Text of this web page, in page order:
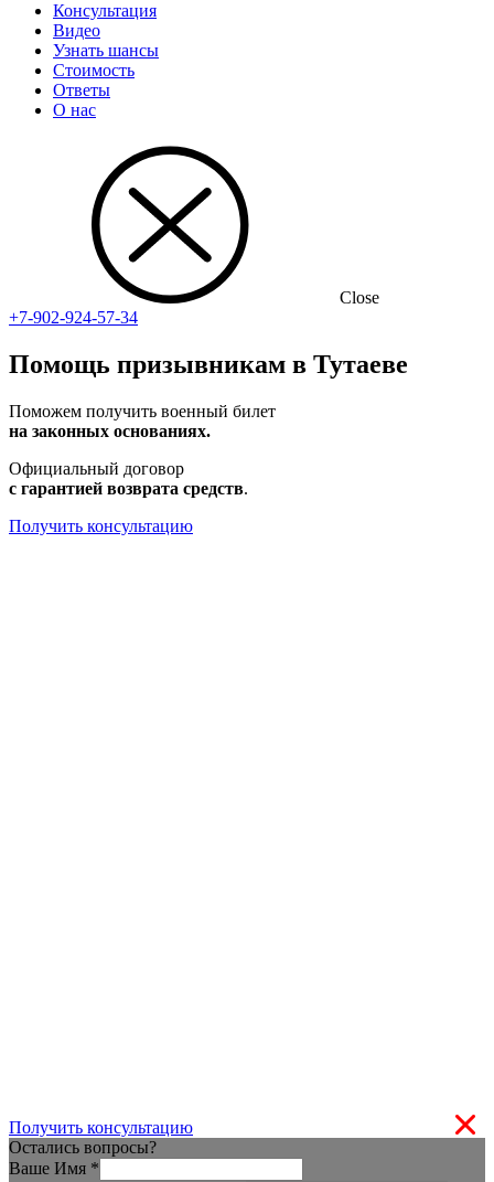
Консультация
Видео
Узнать шансы
Стоимость
Ответы
О нас
Close
+7-902-924-57-34
Помощь призывникам в Тутаеве
Поможем получить военный билет
на законных основаниях.
Официальный договор
с гарантией возврата средств.
Получить консультацию
Получить консультацию
Остались вопросы?
Ваше Имя *